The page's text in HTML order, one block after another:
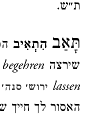
ת״ש.
תָּאַב הִתְאִיב
שירצה begehren
lassen ירוש׳
האסור לך חייך